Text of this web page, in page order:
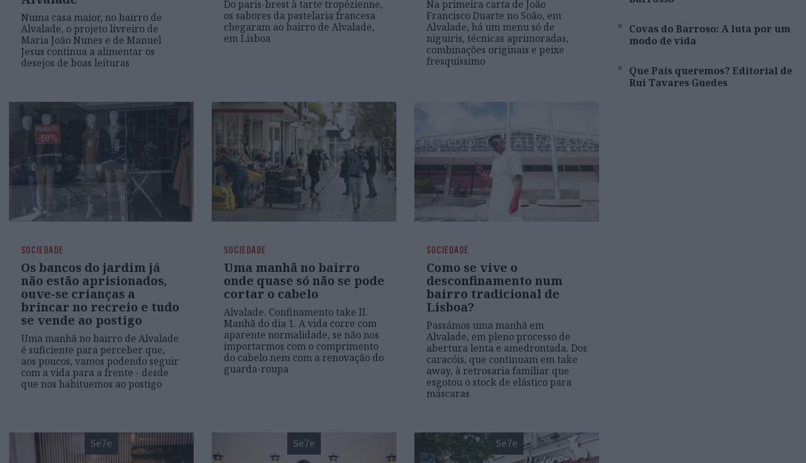
Numa casa maior, no bairro de
Alvalade, o projeto livreiro de
Maria João Nunes e de Manuel
Jesus continua a alimentar os
desejos de boas leituras
Do paris-brest à tarte tropézienne,
os sabores da pastelaria francesa
chegaram ao bairro de Alvalade,
em Lisboa
Na primeira carta de João
Francisco Duarte no Soão, em
Alvalade, há um menu só de
niguiris, técnicas aprimoradas,
combinações originais e peixe
fresquíssimo
SOCIEDADE
Os bancos do jardim já
não estão aprisionados,
ouve-se crianças a
brincar no recreio e tudo
se vende ao postigo
Uma manhã no bairro de Alvalade
é suficiente para perceber que,
aos poucos, vamos podendo seguir
com a vida para a frente - desde
que nos habituemos ao postigo
SOCIEDADE
Uma manhã no bairro
onde quase só não se pode
cortar o cabelo
Alvalade. Confinamento take II.
Manhã do dia 1. A vida corre com
aparente normalidade, se não nos
importarmos com o comprimento
do cabelo nem com a renovação do
guarda-roupa
SOCIEDADE
Como se vive o
desconfinamento num
bairro tradicional de
Lisboa?
Passámos uma manhã em
Alvalade, em pleno processo de
abertura lenta e amedrontada. Dos
caracóis, que continuam em take
away, à retrosaria familiar que
esgotou o stock de elástico para
máscaras
Se7e Se7e Se7e
Covas do Barroso: A luta por um
modo de vida
Que País queremos? Editorial de
Rui Tavares Guedes